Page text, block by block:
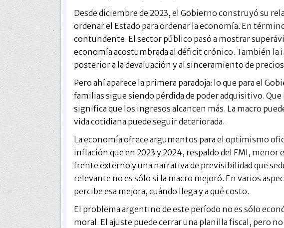
Desde diciembre de 2023, el Gobierno construyó su
ordenar el Estado para ordenar la economía. En
contundente. El sector público pasó a mostrar
economía acostumbrada al déficit crónico. También la
posterior a la devaluación y al sinceramiento de
Pero ahí aparece la primera paradoja: lo que para el
familias sigue siendo pérdida de poder adquisitivo.
significa que los ingresos alcancen más. La macro
vida cotidiana puede seguir deteriorada.
La economía ofrece argumentos para el optimismo
inflación que en 2023 y 2024, respaldo del FMI,
frente externo y una narrativa de previsibilidad que
relevante no es sólo si la macro mejoró. En varios
percibe esa mejora, cuándo llega y a qué costo.
El problema argentino de este período no es sólo
moral. El ajuste puede cerrar una planilla fiscal, pero